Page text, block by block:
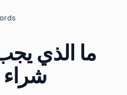
ما الذي